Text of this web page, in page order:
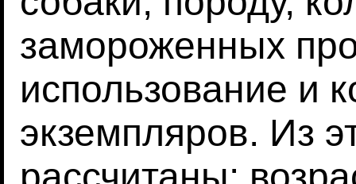
замороженных
использование и
экземпляров. Из